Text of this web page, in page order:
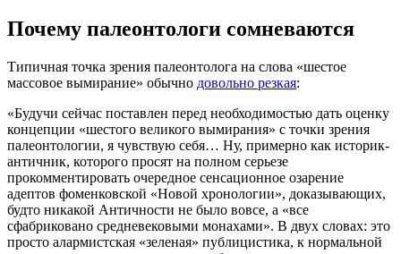
Почему палеонтологи сомневаются
Типичная точка зрения палеонтолога на слова «шестое
массовое вымирание» обычно довольно резкая:
«Будучи сейчас поставлен перед необходимостью дать оценку
концепции «шестого великого вымирания» с точки зрения
палеонтологии, я чувствую себя… Ну, примерно как историк-
античник, которого просят на полном серьезе
прокомментировать очередное сенсационное озарение
адептов фоменковской «Новой хронологии», доказывающих,
будто никакой Античности не было вовсе, а «все
сфабриковано средневековыми монахами». В двух словах: это
просто алармистская «зеленая» публицистика, к нормальной